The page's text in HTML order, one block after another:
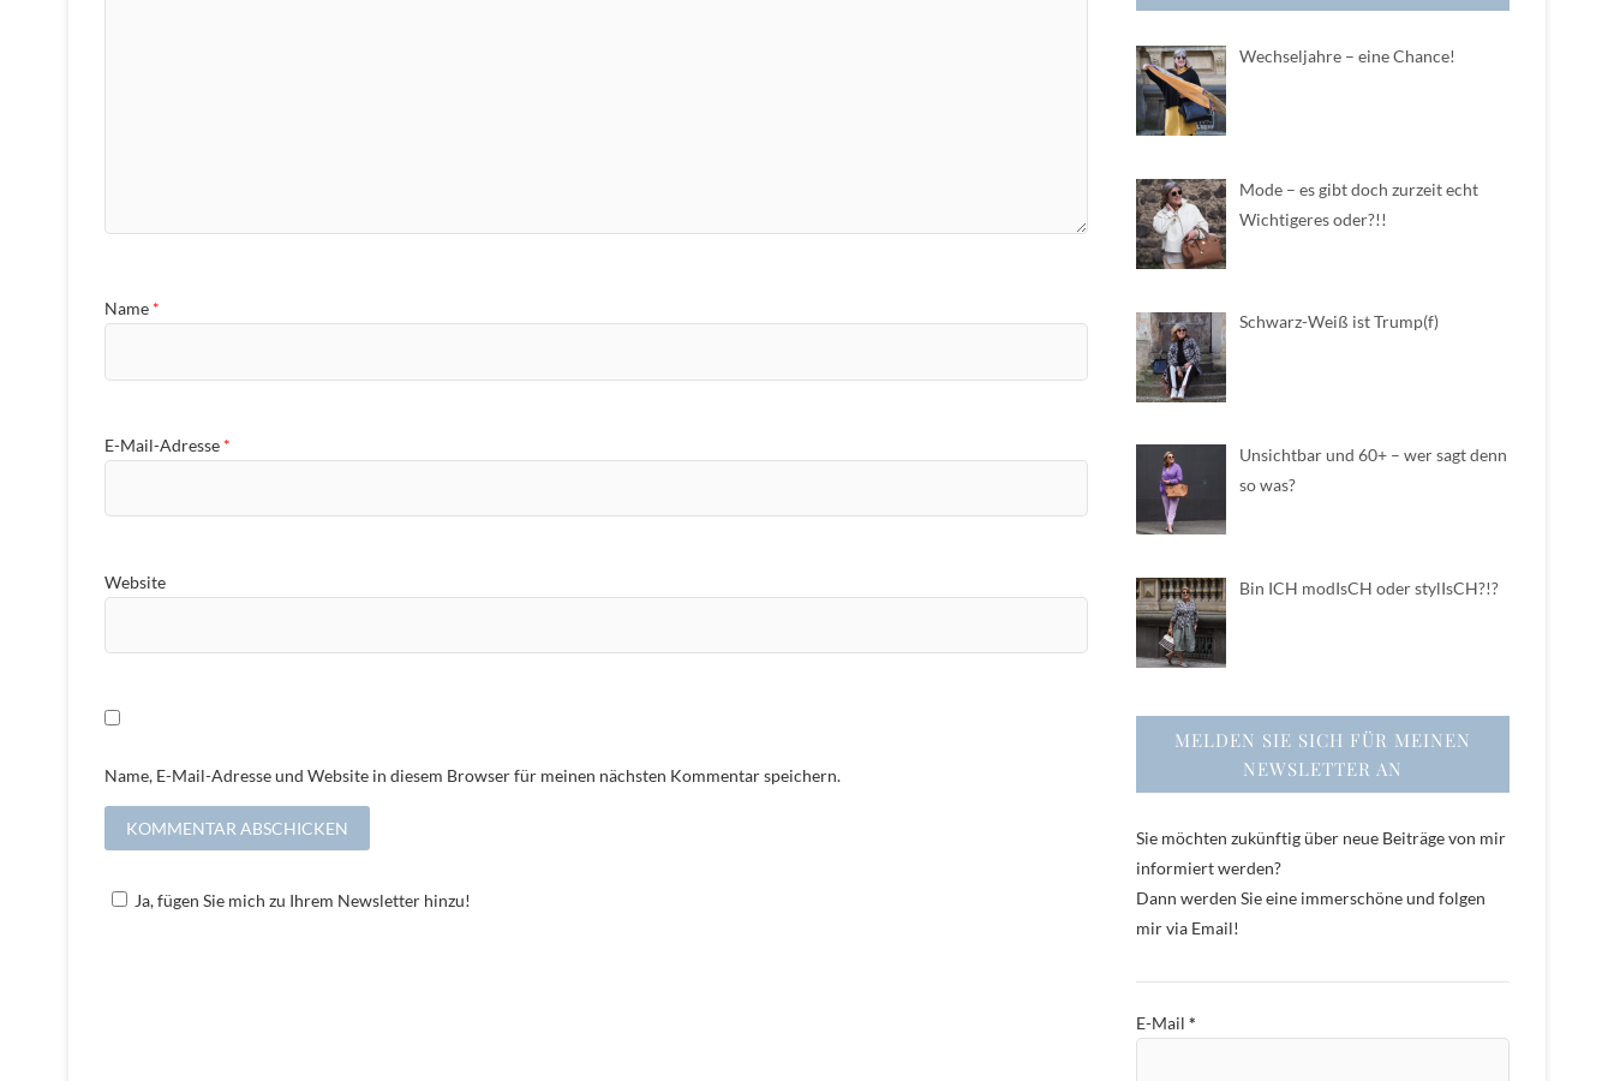
Name *
E-Mail-Adresse *
Website
Name, E-Mail-Adresse und Website in diesem Browser für meinen nächsten Kommentar speichern.
Ja, fügen Sie mich zu Ihrem Newsletter hinzu!
Wechseljahre – eine Chance!
Mode – es gibt doch zurzeit echt
Wichtigeres oder?!!
Schwarz-Weiß ist Trump(f)
Unsichtbar und 60+ – wer sagt denn
so was?
Bin ICH modIsCH oder stylIsCH?!?
MELDEN SIE SICH FÜR MEINEN
NEWSLETTER AN
Sie möchten zukünftig über neue Beiträge von mir
informiert werden?
Dann werden Sie eine immerschöne und folgen
mir via Email!
E-Mail *